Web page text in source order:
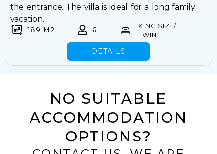
the entrance. The villa is ideal for a long family
vacation.
KING SIZE/
TWIN
189 M2 6
DETAILS
NO SUITABLE
ACCOMMODATION
OPTIONS?